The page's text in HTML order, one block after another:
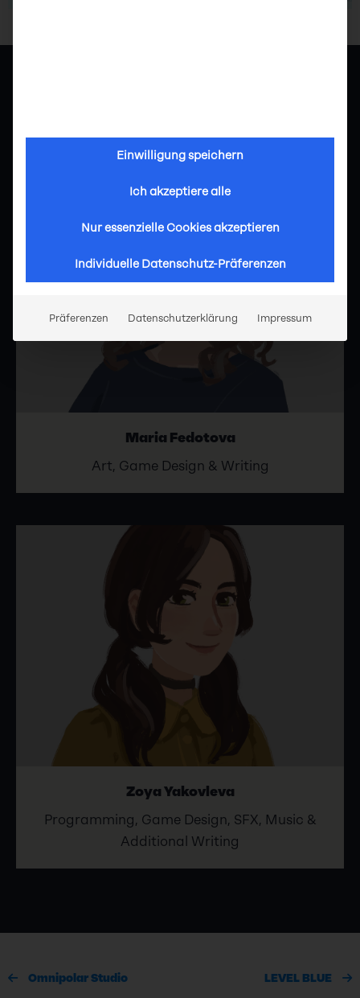
Maria Fedotova
Art, Game Design & Writing
Zoya Yakovleva
Programming, Game Design, SFX, Music &
Additional Writing
Omnipolar Studio LEVEL BLUE
Einwilligung speichern
Ich akzeptiere alle
Nur essenzielle Cookies akzeptieren
Individuelle Datenschutz-Präferenzen
Präferenzen Datenschutzerklärung Impressum